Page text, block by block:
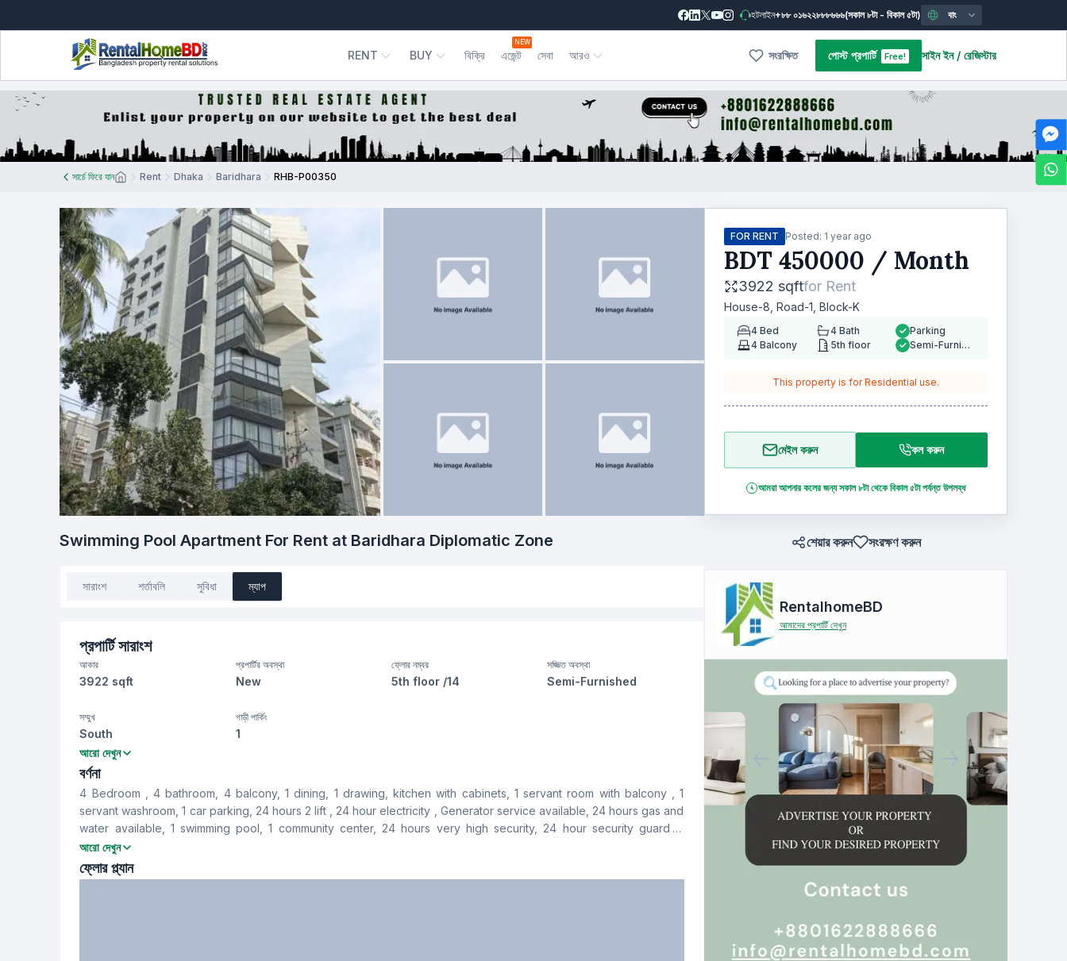
হটলাইন+৮৮ ০১৬২২৮৮৮৬৬৬(সকাল ৮টা - বিকাল ৫টা) বাং
RENT BUY বিক্রি এজেন্ট
NEW
সেবা আরও সংরক্ষিত পোস্ট প্রপার্টি Free! সাইন ইন / রেজিস্টার
সার্চে ফিরে যান Rent Dhaka Baridhara RHB-P00350
Swimming Pool Apartment For Rent at Baridhara Diplomatic Zone
সারাংশ শর্তাবলি সুবিধা ম্যাপ
প্রপার্টি সারাংশ
আকার
3922 sqft
প্রপার্টির অবস্থা
New
ফ্লোর নম্বর
5th floor /14
সজ্জিত অবস্থা
Semi-Furnished
সম্মুখ
South
গাড়ী পার্কিং
1
বেডরুম
4
Yes 4 Tiled 1
সার্ভেন্ট রুম
Yes
আরো দেখুন
বর্ণনা
4 Bedroom , 4 bathroom, 4 balcony, 1 dining, 1 drawing, kitchen with cabinets, 1 servant room with balcony , 1
servant washroom, 1 car parking, 24 hours 2 lift , 24 hour electricity , Generator service available, 24 hours gas and
water available, 1 swimming pool, 1 community center, 24 hours very high security, 24 hour security guard is
available, This building is being monitored by CCTV cameras 24/7. Book now
আরো দেখুন
ফ্লোর প্ল্যান
FOR RENT Posted: 1 year ago
BDT 450000 / Month
3922 sqftfor Rent
House-8, Road-1, Block-K
4 Bed 4 Bath
4 Balcony 5th floor
Parking
Semi-Furnished
This property is for Residential use.
মেইল করুন কল করুন
আমরা আপনার কলের জন্য সকাল ৮টা থেকে বিকাল ৫টা পর্যন্ত উপলব্ধ
শেয়ার করুন সংরক্ষণ করুন
RentalhomeBD
আমাদের প্রপার্টি দেখুন